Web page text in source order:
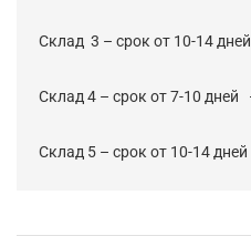
Cклад 3 – срок от 10-14 дней
Склад 4 – срок от 7-10 дней
Склад 5 – срок от 10-14 дней